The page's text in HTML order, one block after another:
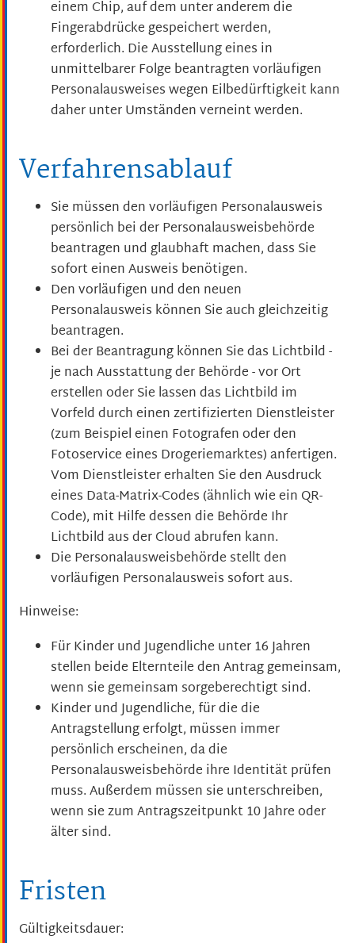
einem Chip, auf dem unter anderem die
Fingerabdrücke gespeichert werden,
erforderlich. Die Ausstellung eines in
unmittelbarer Folge beantragten vorläufigen
Personalausweises wegen Eilbedürftigkeit kann
daher unter Umständen verneint werden.
Verfahrensablauf
Sie müssen den vorläufigen Personalausweis
persönlich bei der Personalausweisbehörde
beantragen und glaubhaft machen, dass Sie
sofort einen Ausweis benötigen.
Den vorläufigen und den neuen
Personalausweis können Sie auch gleichzeitig
beantragen.
Bei der Beantragung können Siedas Lichtbild -
je nach Ausstattung der Behörde - vor Ort
erstellen oder Sie lassen das Lichtbild im
Vorfeld durch einen zertifizierten Dienstleister
(zum Beispiel einen Fotografen oder den
Fotoservice eines Drogeriemarktes) anfertigen.
Vom Dienstleister erhalten Sie den Ausdruck
eines Data-Matrix-Codes (ähnlich wie ein QR-
Code), mit Hilfe dessen die Behörde Ihr
Lichtbild aus der Cloud abrufen kann.
Die Personalausweisbehörde stellt den
vorläufigen Personalausweis sofort aus.
Hinweise:
Für Kinder und Jugendliche unter 16 Jahren
stellen beide Elternteile den Antrag gemeinsam,
wenn sie gemeinsam sorgeberechtigt sind.
Kinder und Jugendliche, für die die
Antragstellung erfolgt, müssen immer
persönlich erscheinen, da die
Personalausweisbehörde ihre Identität prüfen
muss. Außerdem müssen sie unterschreiben,
wenn sie zum Antragszeitpunkt 10 Jahre oder
älter sind.
Fristen
Gültigkeitsdauer: